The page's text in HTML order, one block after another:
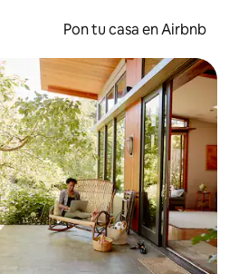
Pon tu casa en Airbnb